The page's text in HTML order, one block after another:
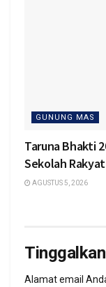
GUNUNG MAS
Taruna Bhakti
Sekolah
AGUSTUS 5, 2026
Alamat email